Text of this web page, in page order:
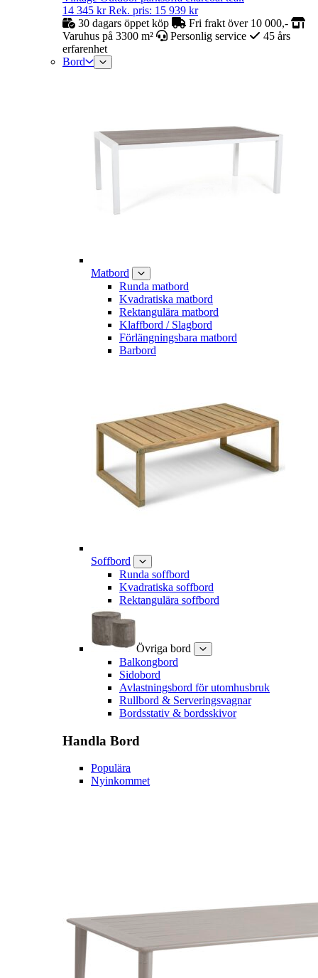
14 345 kr Rek. pris: 15 939 kr
30 dagars öppet köp
Fri frakt över 10 000,-
Varuhus på 3300 m²
Personlig service
45 års
erfarenhet
Bord
Matbord
Runda matbord
Kvadratiska matbord
Rektangulära matbord
Klaffbord / Slagbord
Förlängningsbara matbord
Barbord
Soffbord
Runda soffbord
Kvadratiska soffbord
Rektangulära soffbord
Övriga bord
Balkongbord
Sidobord
Avlastningsbord för utomhusbruk
Rullbord & Serveringsvagnar
Bordsstativ & bordsskivor
Handla Bord
Populära
Nyinkommet